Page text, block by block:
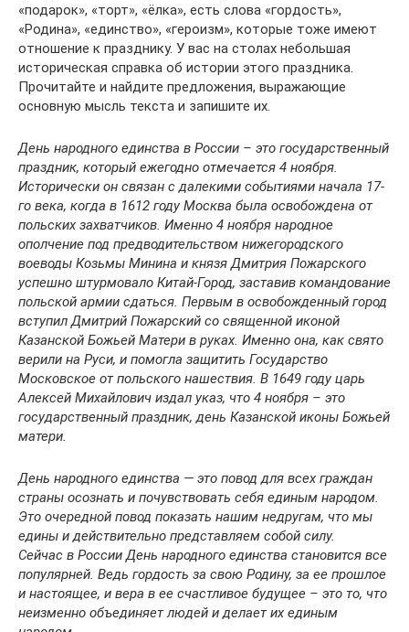
«подарок», «торт», «ёлка», есть слова «гордость»,
«Родина», «единство», «героизм», которые тоже имеют
отношение к празднику. У вас на столах небольшая
историческая справка об истории этого праздника.
Прочитайте и найдите предложения, выражающие
основную мысль текста и запишите их.
День народного единства в России – это государственный
праздник, который ежегодно отмечается 4 ноября.
Исторически он связан с далекими событиями начала 17-
го века, когда в 1612 году Москва была освобождена от
польских захватчиков. Именно 4 ноября народное
ополчение под предводительством нижегородского
воеводы Козьмы Минина и князя Дмитрия Пожарского
успешно штурмовало Китай-Город, заставив командование
польской армии сдаться. Первым в освобожденный город
вступил Дмитрий Пожарский со священной иконой
Казанской Божьей Матери в руках. Именно она, как свято
верили на Руси, и помогла защитить Государство
Московское от польского нашествия. В 1649 году царь
Алексей Михайлович издал указ, что 4 ноября – это
государственный праздник, день Казанской иконы Божьей
матери.
День народного единства — это повод для всех граждан
страны осознать и почувствовать себя единым народом.
Это очередной повод показать нашим недругам, что мы
едины и действительно представляем собой силу.
Сейчас в России День народного единства становится все
популярней. Ведь гордость за свою Родину, за ее прошлое
и настоящее, и вера в ее счастливое будущее – это то, что
неизменно объединяет людей и делает их единым